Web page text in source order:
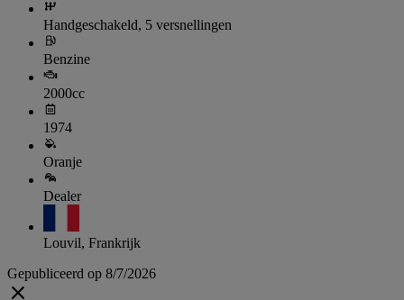
Handgeschakeld, 5 versnellingen
Benzine
2000cc
1974
Oranje
Dealer
Louvil, Frankrijk
Gepubliceerd op 8/7/2026